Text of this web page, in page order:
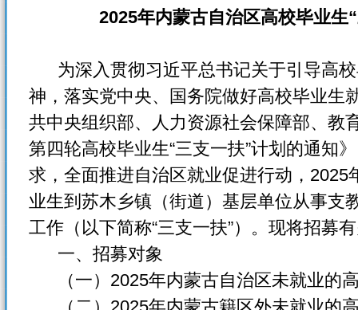
2025年内蒙古自治区高校毕业生
为深入贯彻习近平总书记关于引导高校
神，落实党中央、国务院做好高校毕业生
共中央组织部、人力资源社会保障部、教
第四轮高校毕业生“三支一扶”计划的通知
求，全面推进自治区就业促进行动，
业生到苏木乡镇（街道）基层单位从事支
工作（以下简称“三支一扶”）。现将招募
一、招募对象
（一）2025年内蒙古自治区未就业的